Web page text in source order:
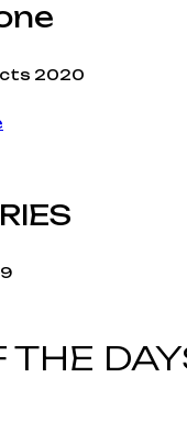
2020
THE